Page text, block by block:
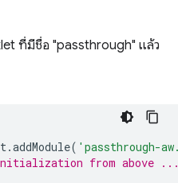
ที่มีชื่อ "passthrough" แล้ว
.addModule( 'passthrough-
from above